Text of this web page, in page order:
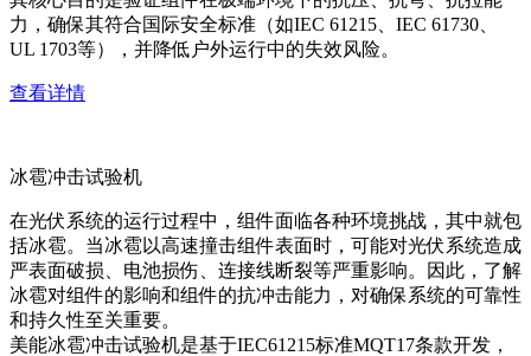
力，确保其符合国际安全标准（如IEC 61215、IEC 61730、
UL 1703等），并降低户外运行中的失效风险。
查看详情
冰雹冲击试验机
在光伏系统的运行过程中，组件面临各种环境挑战，其中就包
括冰雹。当冰雹以高速撞击组件表面时，可能对光伏系统造成
严表面破损、电池损伤、连接线断裂等严重影响。因此，了解
冰雹对组件的影响和组件的抗冲击能力，对确保系统的可靠性
和持久性至关重要。
美能冰雹冲击试验机是基于IEC61215标准MQT17条款开发，